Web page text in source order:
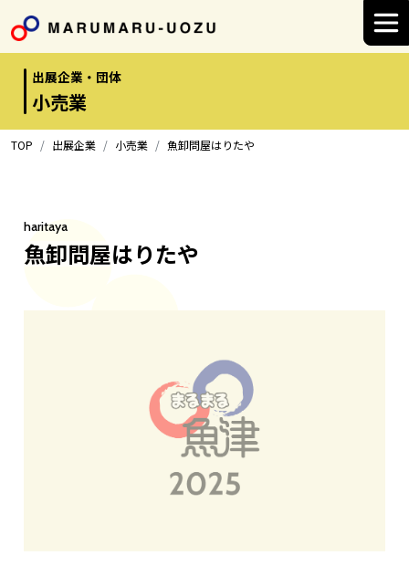
Main Navigation
出展企業・団体
小売業
TOP 出展企業 小売業 魚卸問屋はりたや
haritaya
魚卸問屋はりたや